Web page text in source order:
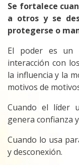
Se fortalece
a otros y se
protegerse o
El poder es un
interacción con
la influencia y la
motivos de
Cuando el líder
genera confianza
Cuando lo usa
y desconexión.